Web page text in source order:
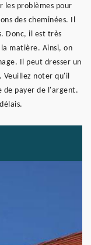
les problèmes pour
des cheminées. Il
Donc, il est très
matière. Ainsi, on
Il peut dresser un
Veuillez noter qu'il
de payer de l'argent.